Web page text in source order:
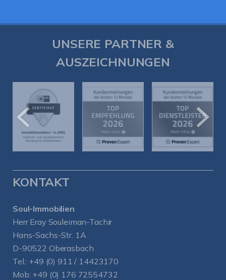
UNSERE PARTNER &
AUSZEICHNUNGEN
KONTAKT
Soul-Immobilien
Herr Eray Souleiman-Tachir
Hans-Sachs-Str. 1A
D-90522 Oberasbach
Tel.: +49 (0) 911 / 14423170
Mob: +49 (0) 176 72554732